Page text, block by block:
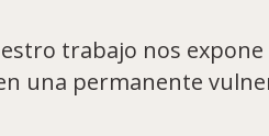
trabajo nos
una permanente